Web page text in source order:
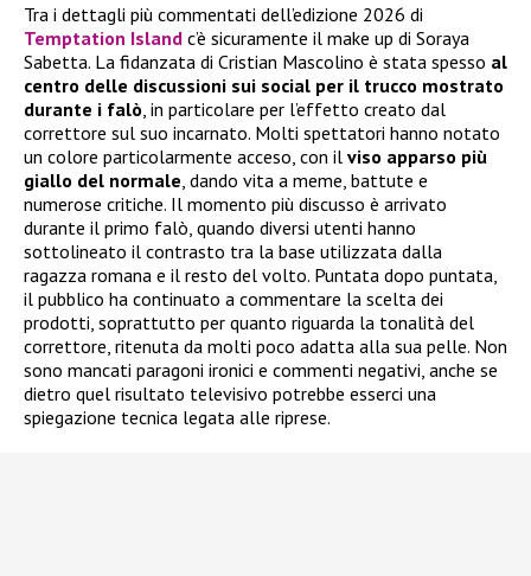
Tra i dettagli più commentati dell’edizione 2026 di
Temptation Island c’è sicuramente il make up di Soraya
Sabetta. La fidanzata di Cristian Mascolino è stata spesso al
centro delle discussioni sui social per il trucco mostrato
durante i falò , in particolare per l’effetto creato dal
correttore sul suo incarnato. Molti spettatori hanno notato
un colore particolarmente acceso, con il viso apparso più
giallo del normale , dando vita a meme, battute e
numerose critiche. Il momento più discusso è arrivato
durante il primo falò, quando diversi utenti hanno
sottolineato il contrasto tra la base utilizzata dalla
ragazza romana e il resto del volto. Puntata dopo puntata,
il pubblico ha continuato a commentare la scelta dei
prodotti, soprattutto per quanto riguarda la tonalità del
correttore, ritenuta da molti poco adatta alla sua pelle. Non
sono mancati paragoni ironici e commenti negativi, anche se
dietro quel risultato televisivo potrebbe esserci una
spiegazione tecnica legata alle riprese.